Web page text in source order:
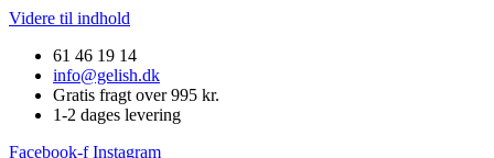
Videre til indhold
61 46 19 14
info@gelish.dk
Gratis fragt over 995 kr.
1-2 dages levering
Facebook-f Instagram
Nyhed